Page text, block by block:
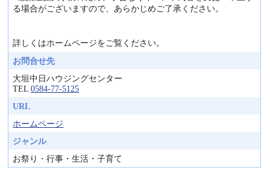
る場合がございますので、あらかじめご了承ください。
詳しくはホームページをご覧ください。
お問合せ先
大垣中日ハウジングセンター
TEL0584-77-5125
URL
ホームページ
ジャンル
お祭り・行事・生活・子育て